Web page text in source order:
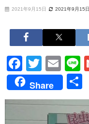
2021年9月15日 2021年9月15日
Twitter
Share